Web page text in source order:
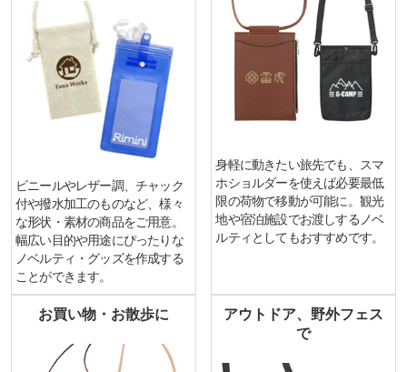
ビニールやレザー調、チャック
付や撥水加工のものなど、様々
な形状・素材の商品をご用意。
幅広い目的や用途にぴったりな
ノベルティ・グッズを作成する
ことができます。
身軽に動きたい旅先でも、スマ
ホショルダーを使えば必要最低
限の荷物で移動が可能に。観光
地や宿泊施設でお渡しするノベ
ルティとしてもおすすめです。
お買い物・お散歩に
アウトドア、野外フェス
で